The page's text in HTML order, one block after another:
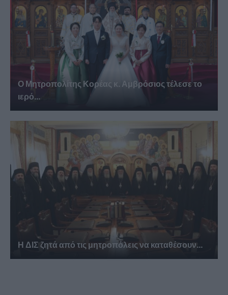
Ο Μητροπολίτης Κορέας κ. Αμβρόσιος τέλεσε το
ιερό...
Η ΔΙΣ ζητά από τις μητροπόλεις να καταθέσουν...